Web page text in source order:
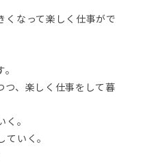
くなって楽しく仕事がで
つ、楽しく仕事をして暮
。
いく。